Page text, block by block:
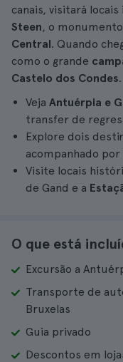
canais, visitará
Steen, o monumento
Central. Quando
como o grande
Castelo dos Condes.
Veja Antuérpia e
transfer de
Explore dois
acompanhado por
Visite locais
de Gand e a
O que está
Excursão a
Transporte de
Bruxelas
Guia privado
Descontos em